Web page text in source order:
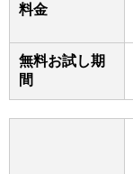
料金
無料お試し期
間